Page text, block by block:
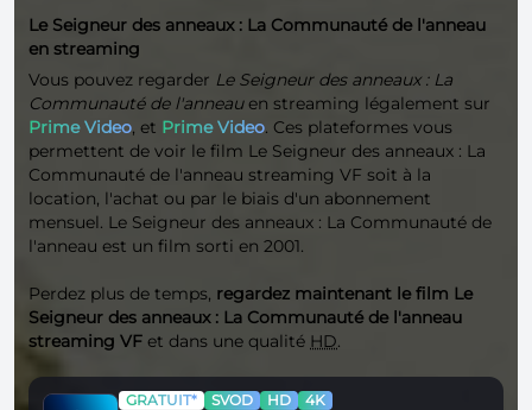
Le Seigneur des anneaux : La Communauté de l'anneau
en streaming
Vous pouvez regarder Le Seigneur des anneaux : La
Communauté de l'anneauen streaming légalement sur
Prime Video, et Prime Video. Ces plateformes vous
permettent de voir le film Le Seigneur des anneaux : La
Communauté de l'anneau streaming VF soit à la
location, l'achat ou par le biais d'un abonnement
mensuel. Le Seigneur des anneaux : La Communauté de
l'anneau est un film sorti en 2001.
Perdez plus de temps, regardez maintenant le film Le
Seigneur des anneaux : La Communauté de l'anneau
streaming VF et dans une qualité HD.
GRATUIT* SVOD HD 4K